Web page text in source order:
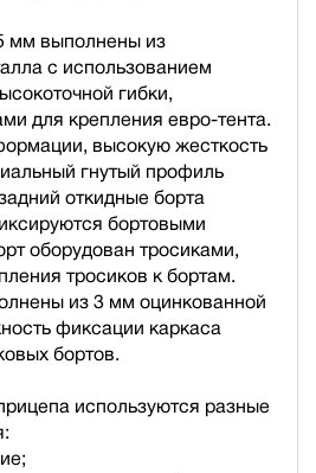
мм выполнены из
с использованием
гибки,
для крепления евро-тента.
высокую жесткость
гнутый профиль
откидные борта
бортовыми
оборудован тросиками,
тросиков к бортам.
из 3 мм оцинкованной
фиксации каркаса
бортов.
используются разные